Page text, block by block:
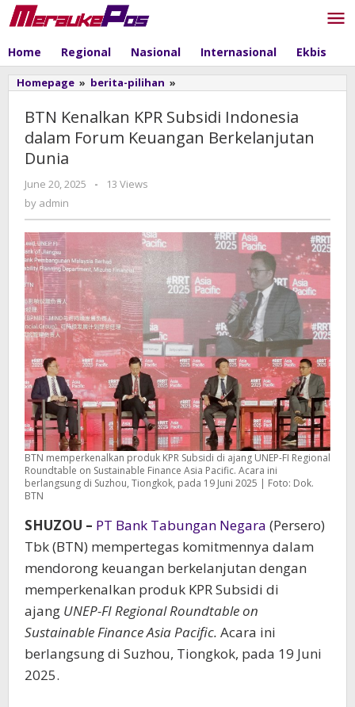
Skip
to
Home Regional Nasional Internasional Ekbis
Homepage » berita-pilihan »
KPR
Subsidi
Indonesia
Dunia
BTN Kenalkan KPR Subsidi Indonesia
dalam Forum Keuangan Berkelanjutan
Dunia
June 20, 2025
by
-
13 Views
by admin
BTN memperkenalkan produk KPR Subsidi di ajang UNEP-FI Regional
Roundtable on Sustainable Finance Asia Pacific. Acara ini
berlangsung di Suzhou, Tiongkok, pada 19 Juni 2025 | Foto: Dok.
BTN
SHUZOU – PT Bank Tabungan Negara (Persero)
Tbk (BTN) mempertegas komitmennya dalam
mendorong keuangan berkelanjutan dengan
memperkenalkan produk KPR Subsidi di
ajang UNEP-FI Regional Roundtable on
Sustainable Finance Asia Pacific. Acara ini
berlangsung di Suzhou, Tiongkok, pada 19 Juni
2025.